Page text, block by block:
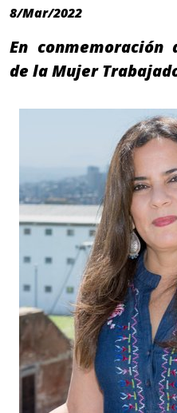
8/Mar/2022
En
de la Mujer